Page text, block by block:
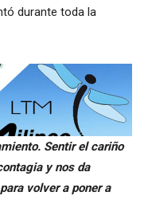
durante toda la
Sentir el cariño
y nos da
volver a poner a